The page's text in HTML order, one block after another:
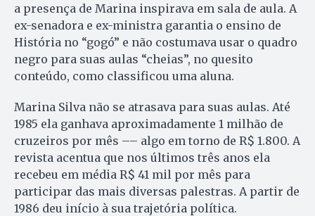
a presença de Marina inspirava em sala de aula. A
ex-senadora e ex-ministra garantia o ensino de
História no “gogó” e não costumava usar o quadro
negro para suas aulas “cheias”, no quesito
conteúdo, como classificou uma aluna.
Marina Silva não se atrasava para suas aulas. Até
1985 ela ganhava aproximadamente 1 milhão de
cruzeiros por mês –– algo em torno de R$ 1.800. A
revista acentua que nos últimos três anos ela
recebeu em média R$ 41 mil por mês para
participar das mais diversas palestras. A partir de
1986 deu início à sua trajetória política.